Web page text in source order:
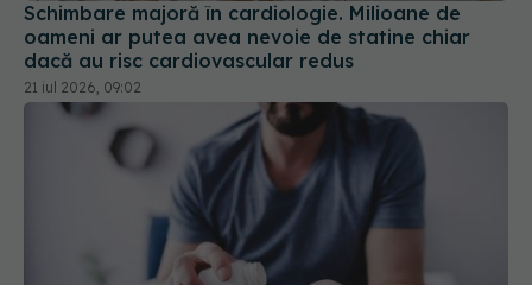
21 iul 2026, 09:02